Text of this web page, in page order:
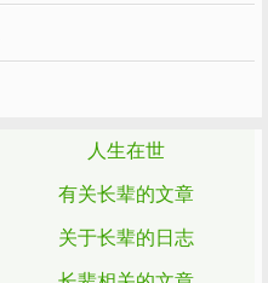
人生在世
有关长辈的文章
关于长辈的日志